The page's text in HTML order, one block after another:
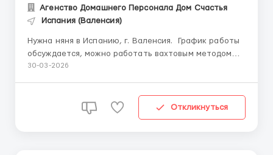
Агенство Домашнего Персонала Дом Счастья
Испания (Валенсия)
Нужна няня в Испанию, г. Валенсия. График работы
обсуждается, можно работать вахтовым методом
2/2, 3/3 , можно 6/1 длительно. С проживанием.
Испании. Ребенку 2 года, девочка, один ребенок в ...
30-03-2026
Откликнуться